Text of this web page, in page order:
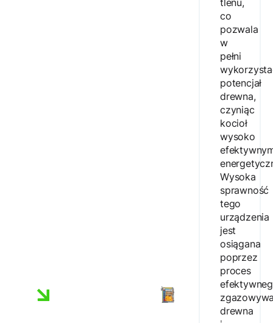
tlenu,
co
pozwala
w
pełni
potencjał
drewna,
czyniąc
kocioł
wysoko
Wysoka
sprawność
tego
urządzenia
jest
osiągana
poprzez
proces
drewna